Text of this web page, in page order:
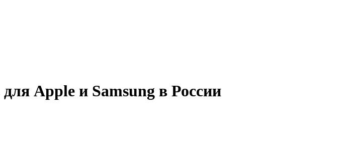
Apple и Samsung в России